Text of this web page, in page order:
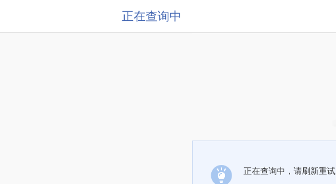
正在查询中
正在查询中，请刷新重试